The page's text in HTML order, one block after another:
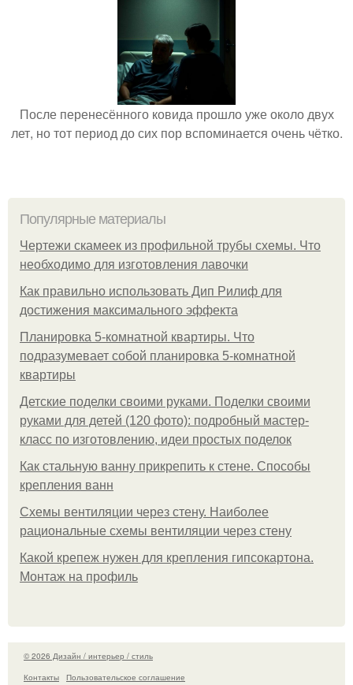
После перенесённого ковида прошло уже около двух
лет, но тот период до сих пор вспоминается очень чётко.
Популярные материалы
Чертежи скамеек из профильной трубы схемы. Что
необходимо для изготовления лавочки
Как правильно использовать Дип Рилиф для
достижения максимального эффекта
Планировка 5-комнатной квартиры. Что
подразумевает собой планировка 5-комнатной
квартиры
Детские поделки своими руками. Поделки своими
руками для детей (120 фото): подробный мастер-
класс по изготовлению, идеи простых поделок
Как стальную ванну прикрепить к стене. Способы
крепления ванн
Схемы вентиляции через стену. Наиболее
рациональные схемы вентиляции через стену
Какой крепеж нужен для крепления гипсокартона.
Монтаж на профиль
© 2026 Дизайн / интерьер / стиль
Контакты
Пользовательское соглашение